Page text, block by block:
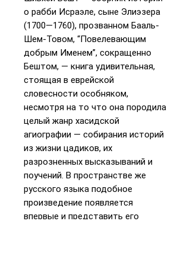
о рабби Исраэле, сыне Элиэзера
(1700—1760), прозванном Бааль-
Шем-Товом, “Повелевающим
добрым Именем”, сокращенно
Бештом, — книга удивительная,
стоящая в еврейской
словесности особняком,
несмотря на то что она породила
целый жанр хасидской
агиографии — собирания историй
из жизни цадиков, их
разрозненных высказываний и
поучений. В пространстве же
русского языка подобное
произведение появляется
впервые и представить его